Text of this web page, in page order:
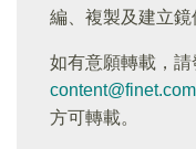
編、複製及建立鏡
如有意願轉載，請
方可轉載。